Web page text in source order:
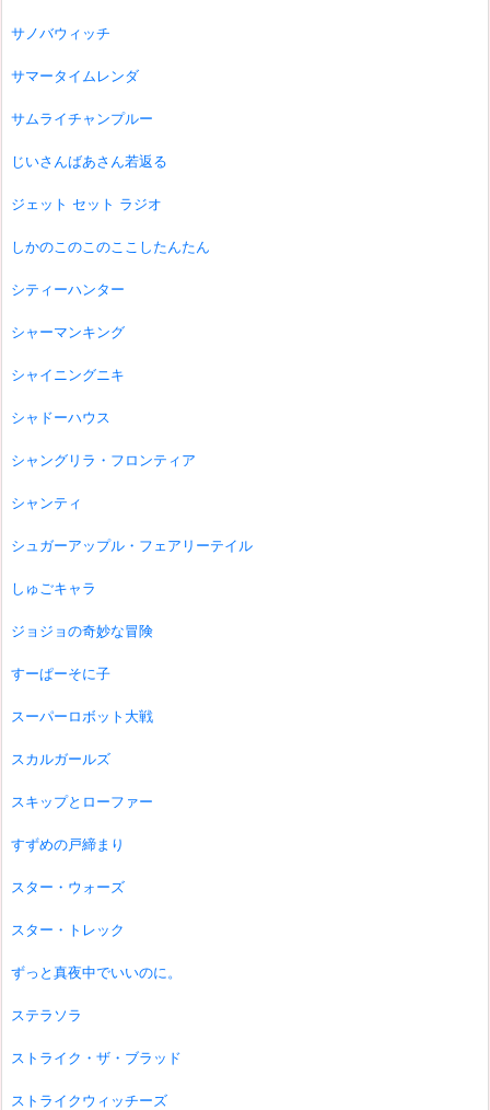
サノバウィッチ
サマータイムレンダ
サムライチャンプルー
じいさんばあさん若返る
ジェット セット ラジオ
しかのこのこのここしたんたん
シティーハンター
シャーマンキング
シャイニングニキ
シャドーハウス
シャングリラ・フロンティア
シャンティ
シュガーアップル・フェアリーテイル
しゅごキャラ
ジョジョの奇妙な冒険
すーぱーそに子
スーパーロボット大戦
スカルガールズ
スキップとローファー
すずめの戸締まり
スター・ウォーズ
スター・トレック
ずっと真夜中でいいのに。
ステラソラ
ストライク・ザ・ブラッド
ストライクウィッチーズ